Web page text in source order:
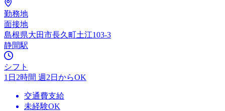
勤務地
面接地
島根県大田市長久町土江103-3
静間駅
シフト
1日2時間 週2日からOK
交通費支給
未経験OK